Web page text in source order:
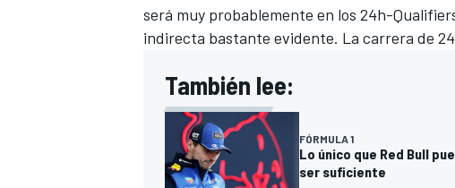
MÁS CATEGORÍAS
será muy probablemente en los 24h-
indirecta bastante evidente. La carrera de
También lee:
FÓRMULA 1
Lo único que Red Bull
ser suficiente